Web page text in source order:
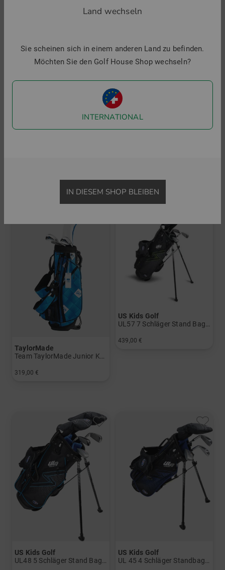
TaylorMade
Team TaylorMade Junior Komplettset Size 1
319,00 €
US Kids Golf
439,00 €
US Kids Golf
US Kids Golf
Land wechseln
Sie scheinen sich in einem anderen Land zu befinden.
Möchten Sie den Golf House Shop wechseln?
INTERNATIONAL
IN DIESEM SHOP BLEIBEN